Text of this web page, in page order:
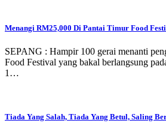
Menangi RM25,000 Di Pantai Timur Food
SEPANG : Hampir 100 gerai menanti
Food Festival yang bakal berlangsung
1…
Tiada Yang Salah, Tiada Yang Betul, Saling